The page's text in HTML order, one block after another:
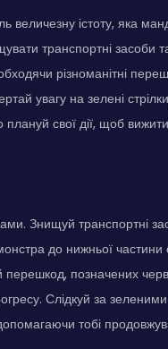
істоту, яка
транспортні засоби
різноманітні
увагу на зелені
свої дії, щоб
Знищуй транспортні
до нижньої
позначених
Слідкуй за зеленими
тобі